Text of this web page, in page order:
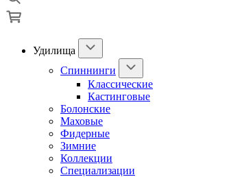
Удилища
Спиннинги
Классические
Кастинговые
Болонские
Маховые
Фидерные
Зимние
Коллекции
Специализации